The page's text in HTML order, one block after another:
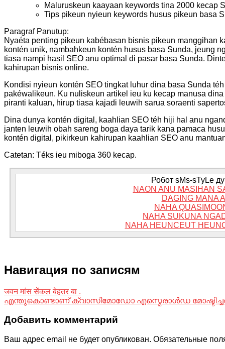
Maluruskeun kaayaan keywords tina 2000 kecap
Tips pikeun nyieun keywords husus pikeun basa
Paragraf Panutup:
Nyaéta penting pikeun kabébasan bisnis pikeun manggihan
kontén unik, nambahkeun kontén husus basa Sunda, jeung
tiasa nampi hasil SEO anu optimal di pasar basa Sunda.
kahirupan bisnis online.
Kondisi nyieun kontén SEO tingkat luhur dina basa Sunda
pakéwalikeun. Ku nuliskeun artikel ieu ku kecap manusa
piranti kaluan, hirup tiasa kajadi leuwih sarua soraenti
Dina dunya kontén digital, kaahlian SEO téh hiji hal anu
janten leuwih obah sareng boga daya tarik kana pamaca
kontén digital, pikirkeun kahirupan kaahlian SEO anu
Catetan: Téks ieu miboga 360 kecap.
Робот sMs-sTyLe
NAON ANU MASIHAN
DAGING MANA
NAHA
NAHA SUKUNA
NAHA HEUNCEUT
Навигация по записям
जवन मांस सेंकल बेहतर बा .
എന്തുകൊണ്ടാണ് ക്വാസിമോഡോ എസ്മെരാൾഡ
Добавить комментарий
Ваш адрес email не будет опубликован. Обязательные